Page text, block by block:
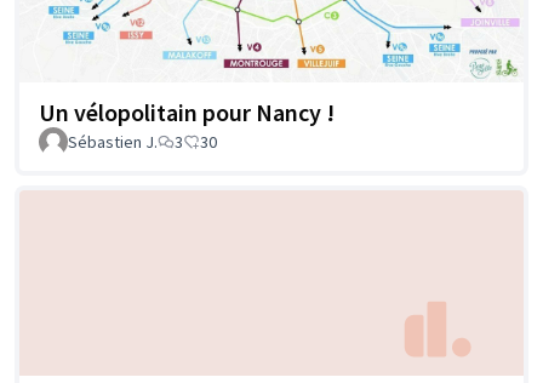
Un vélopolitain pour Nancy !
Sébastien J. 3 30